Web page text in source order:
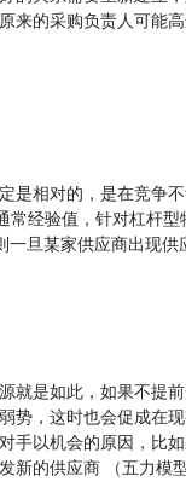
的采购负责人可能
相对的，是在竞争
经验值，针对杠杆
旦某家供应商出现供
是如此，如果不提
，这时也会促成在
以机会的原因，比
的供应商 （五力模